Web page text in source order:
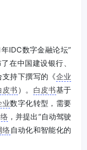
IDC数字金融论坛”
在中国建设银行、
支持下撰写的《企业
皮书 ）。 白皮书基于
业数字化转型，需要
，并提出“自动驾驶
络 自动化和智能化的